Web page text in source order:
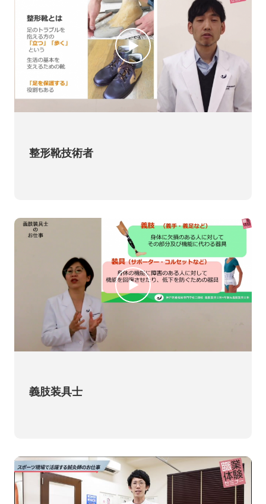
整形靴技術者
義肢装具士